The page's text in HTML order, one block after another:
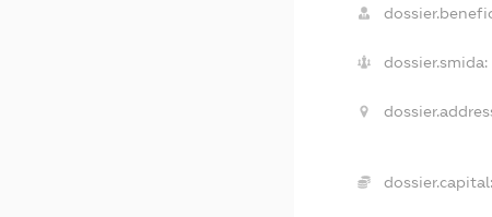
dossier.smida:
dossier.capital: